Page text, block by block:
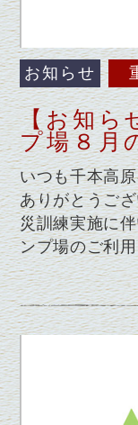
お知らせ
【お知ら
プ場８月
いつも千本高
ありがとうご
災訓練実施に
ンプ場のご利